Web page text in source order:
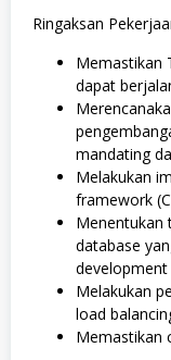
Ringaksan
Memastikan
dapat
mandating
Melakukan
framework
Menentukan
database
Melakukan
load
Memastikan